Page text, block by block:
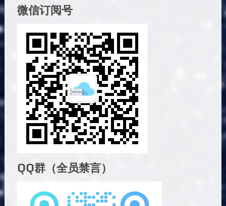
微信订阅号
QQ群（全员禁言）